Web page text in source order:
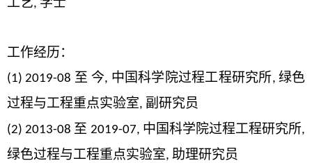
,
工作经历：
(1) 2019-08 至 今, 中国科学院过程工程研究所, 绿色
过程与工程重点实验室, 副研究员
(2) 2013-08 至 2019-07, 中国科学院过程工程研究所,
绿色过程与工程重点实验室, 助理研究员